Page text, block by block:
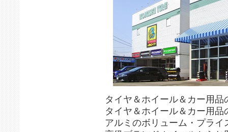
タイヤ＆ホイール＆カー用品
タイヤ＆ホイール＆カー用品
アルミのボリューム・プライ